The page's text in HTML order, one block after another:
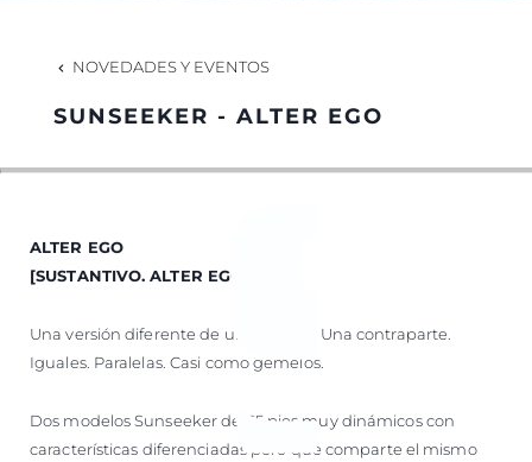
EL EQUIPO
NOVEDADES Y EVENTOS
SUNSEEKER - ALTER EGO
ALTER EGO
[SUSTANTIVO. ALTER EGO]
Una versión diferente de uno mismo. Una contraparte.
Iguales. Paralelas. Casi como gemelos.
Dos modelos Sunseeker de 65 pies muy dinámicos con
características diferenciadas pero que comparte el mismo